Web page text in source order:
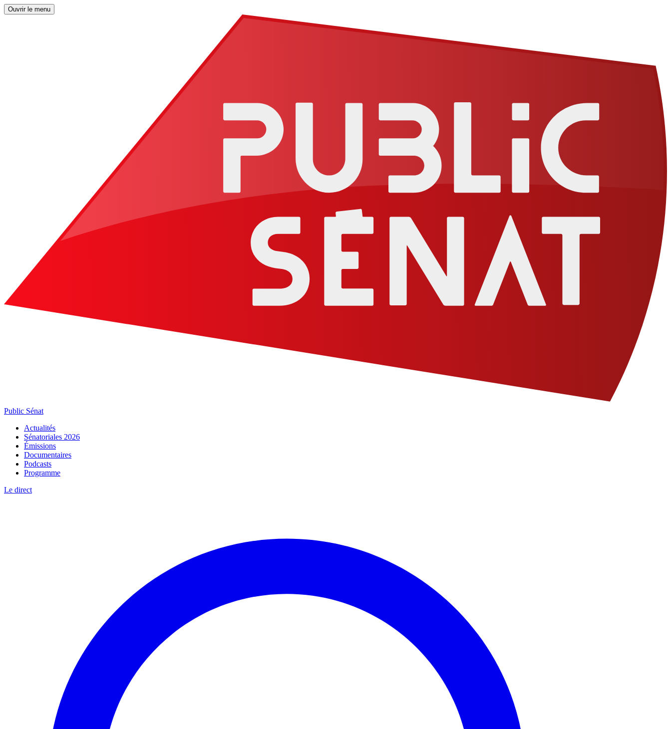
Ouvrir le menu
Public Sénat
Actualités
Sénatoriales 2026
Émissions
Documentaires
Podcasts
Programme
Le direct